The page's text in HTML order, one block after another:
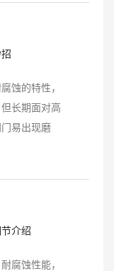
蚀的特性，
长期面对高
易出现磨
介绍
腐蚀性能，